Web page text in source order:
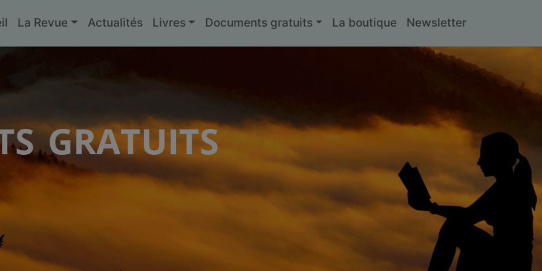
La Revue Actualités Livres Documents gratuits La boutique Newsletter
gratuits